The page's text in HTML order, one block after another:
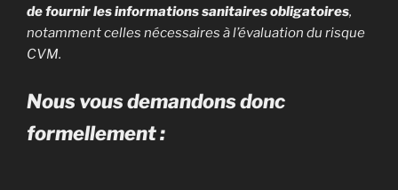
de fournir les informations sanitaires obligatoires,
notamment celles nécessaires à l’évaluation du risque
CVM.
Nous vous demandons donc
formellement :